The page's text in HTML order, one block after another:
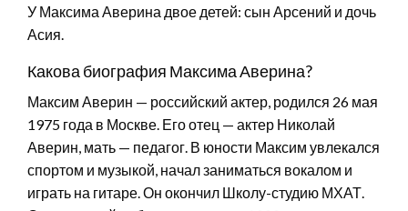
У Максима Аверина двое детей: сын Арсений и дочь
Асия.
Какова биография Максима Аверина?
Максим Аверин — российский актер, родился 26 мая
1975 года в Москве. Его отец — актер Николай
Аверин, мать — педагог. В юности Максим увлекался
спортом и музыкой, начал заниматься вокалом и
играть на гитаре. Он окончил Школу-студию МХАТ.